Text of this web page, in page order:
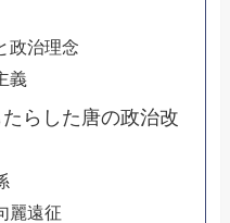
政治理念
義
らした唐の政治改
麗遠征